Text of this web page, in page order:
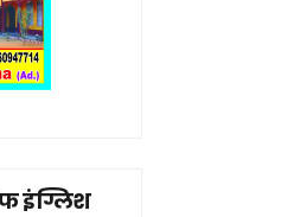
इंग्लिश